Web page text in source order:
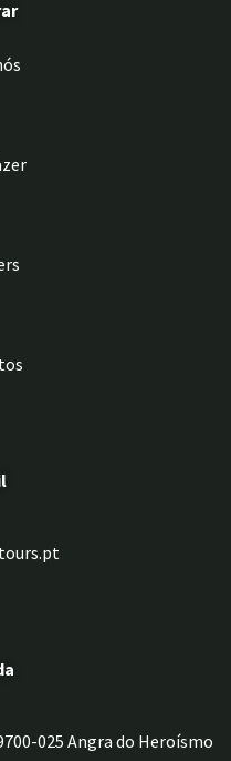
025 Angra do Heroísmo